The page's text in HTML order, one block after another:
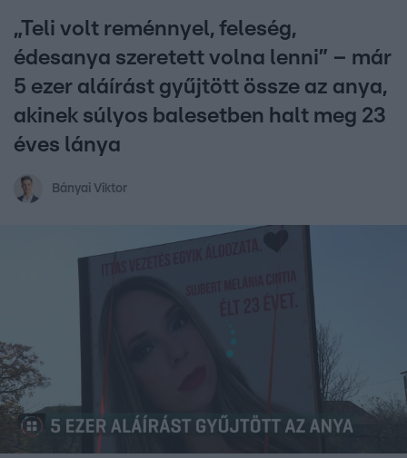
„Teli volt reménnyel, feleség,
édesanya szeretett volna lenni” – már
5 ezer aláírást gyűjtött össze az anya,
akinek súlyos balesetben halt meg 23
éves lánya
Bányai Viktor